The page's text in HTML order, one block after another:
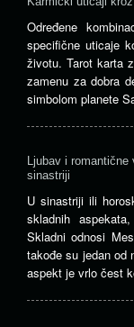
Određene
specifične uticaje
životu. Tarot karta
zamenu za dobra
simbolom planete
Ljubav i
sinastriji
U sinastriji ili
skladnih
Skladni odnosi
takođe su jedan od
aspekt je vrlo čest